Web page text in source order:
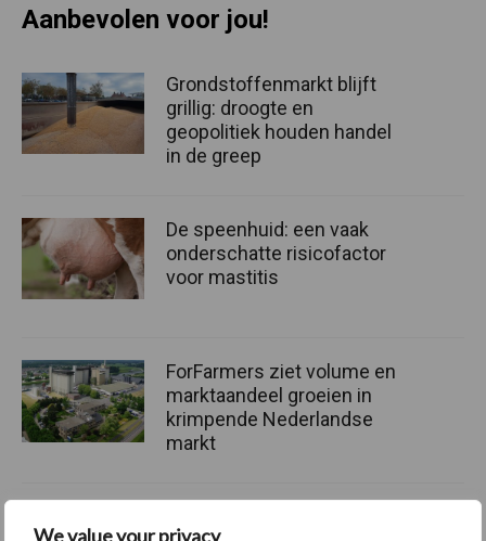
We value your privacy
Aanbevolen voor jou!
Grondstoffenmarkt blijft
grillig: droogte en
geopolitiek houden handel
in de greep
De speenhuid: een vaak
onderschatte risicofactor
voor mastitis
ForFarmers ziet volume en
marktaandeel groeien in
krimpende Nederlandse
markt